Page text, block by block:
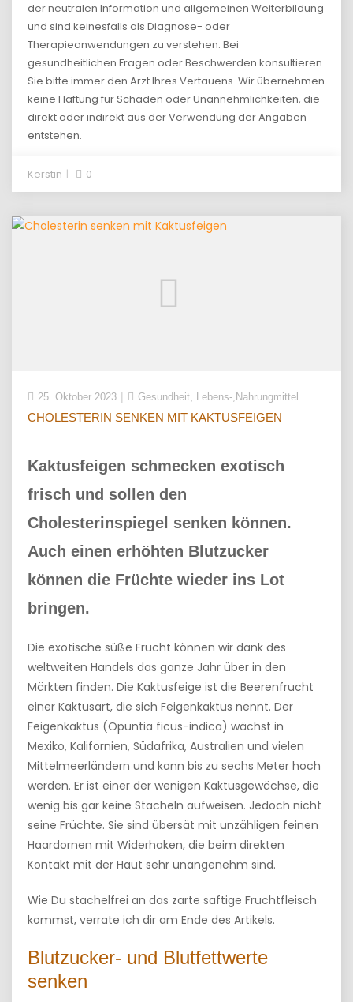
der neutralen Information und allgemeinen Weiterbildung
und sind keinesfalls als Diagnose- oder
Therapieanwendungen zu verstehen. Bei
gesundheitlichen Fragen oder Beschwerden konsultieren
Sie bitte immer den Arzt Ihres Vertauens. Wir übernehmen
keine Haftung für Schäden oder Unannehmlichkeiten, die
direkt oder indirekt aus der Verwendung der Angaben
entstehen.
Kerstin 0
25. Oktober 2023 Gesundheit, Lebens-,Nahrungmittel
CHOLESTERIN SENKEN MIT KAKTUSFEIGEN
Kaktusfeigen schmecken exotisch
frisch und sollen den
Cholesterinspiegel senken können.
Auch einen erhöhten Blutzucker
können die Früchte wieder ins Lot
bringen.
Die exotische süße Frucht können wir dank des
weltweiten Handels das ganze Jahr über in den
Märkten finden. Die Kaktusfeige ist die Beerenfrucht
einer Kaktusart, die sich Feigenkaktus nennt. Der
Feigenkaktus (Opuntia ficus-indica) wächst in
Mexiko, Kalifornien, Südafrika, Australien und vielen
Mittelmeerländern und kann bis zu sechs Meter hoch
werden. Er ist einer der wenigen Kaktusgewächse, die
wenig bis gar keine Stacheln aufweisen. Jedoch nicht
seine Früchte. Sie sind übersät mit unzähligen feinen
Haardornen mit Widerhaken, die beim direkten
Kontakt mit der Haut sehr unangenehm sind.
Wie Du stachelfrei an das zarte saftige Fruchtfleisch
kommst, verrate ich dir am Ende des Artikels.
Blutzucker- und Blutfettwerte
senken